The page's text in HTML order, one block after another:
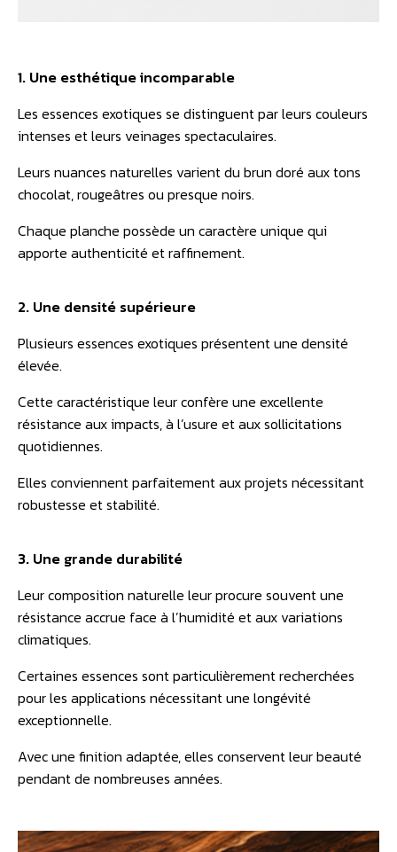
1. Une esthétique incomparable
Les essences exotiques se distinguent par leurs couleurs
intenses et leurs veinages spectaculaires.
Leurs nuances naturelles varient du brun doré aux tons
chocolat, rougeâtres ou presque noirs.
Chaque planche possède un caractère unique qui
apporte authenticité et raffinement.
2. Une densité supérieure
Plusieurs essences exotiques présentent une densité
élevée.
Cette caractéristique leur confère une excellente
résistance aux impacts, à l’usure et aux sollicitations
quotidiennes.
Elles conviennent parfaitement aux projets nécessitant
robustesse et stabilité.
3. Une grande durabilité
Leur composition naturelle leur procure souvent une
résistance accrue face à l’humidité et aux variations
climatiques.
Certaines essences sont particulièrement recherchées
pour les applications nécessitant une longévité
exceptionnelle.
Avec une finition adaptée, elles conservent leur beauté
pendant de nombreuses années.